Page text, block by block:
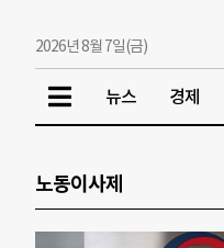
2026년 8월 7일(금)
뉴스 경제
노동이사제